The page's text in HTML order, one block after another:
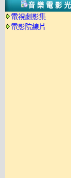
音樂電影
電視劇影集
電影院線片